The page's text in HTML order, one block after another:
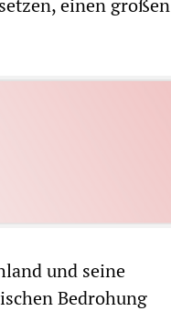
einen großen
und seine
Bedrohung